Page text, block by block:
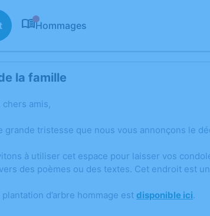
Hommages
la famille
amis,
grande tristesse que nous vous annonçons le
à utiliser cet espace pour laisser vos
des poèmes ou des textes. Cet endroit est
d’arbre hommage est disponible ici.